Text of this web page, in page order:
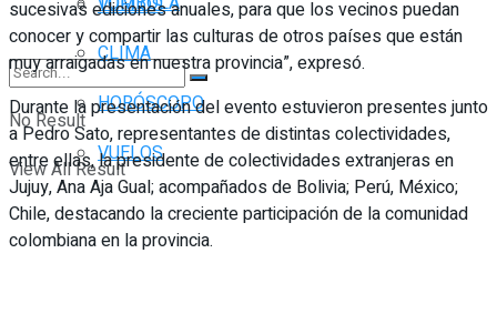
VUELOS
No Result
View All Result
CLIMA
HORÓSCOPO
VUELOS
sucesivas ediciones anuales, para que los vecinos puedan
conocer y compartir las culturas de otros países que están
muy arraigadas en nuestra provincia”, expresó.
Durante la presentación del evento estuvieron presentes junto
a Pedro Sato, representantes de distintas colectividades,
entre ellas, la presidente de colectividades extranjeras en
Jujuy, Ana Aja Gual; acompañados de Bolivia; Perú, México;
Chile, destacando la creciente participación de la comunidad
colombiana en la provincia.